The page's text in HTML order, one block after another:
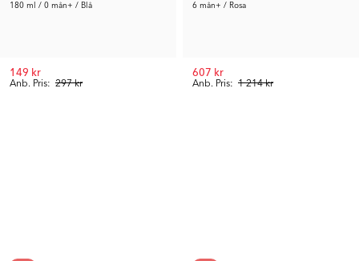
180 ml / 0 mån+ / Blå
Anb. Pris: 297 kr
149 kr
6 mån+ / Rosa
Anb. Pris: 1 214 kr
607 kr